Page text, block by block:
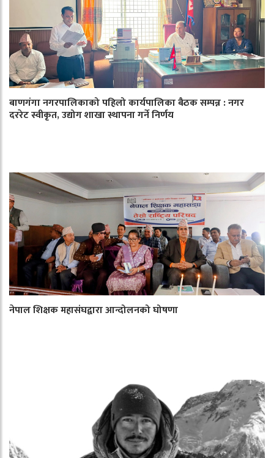
बाणगंगा नगरपालिकाको पहिलो कार्यपालिका बैठक सम्पन्न : नगर
दररेट स्वीकृत, उद्योग शाखा स्थापना गर्ने निर्णय
नेपाल शिक्षक महासंघद्वारा आन्दोलनको घोषणा